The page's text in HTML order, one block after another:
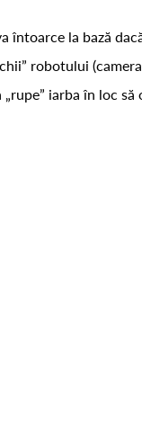
întoarce la bază
robotului
iarba în loc să